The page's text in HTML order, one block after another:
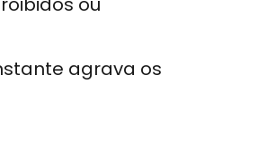
agrava os